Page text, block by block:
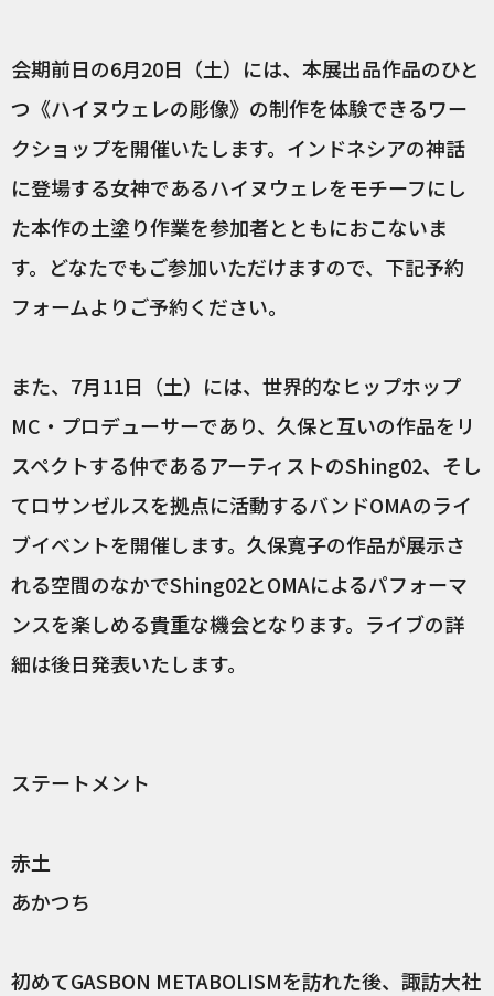
会期前日の6月20日（土）には、本展出品作品のひと
つ《ハイヌウェレの彫像》の制作を体験できるワー
クショップを開催いたします。インドネシアの神話
に登場する女神であるハイヌウェレをモチーフにし
た本作の土塗り作業を参加者とともにおこないま
す。どなたでもご参加いただけますので、下記予約
フォームよりご予約ください。
また、7月11日（土）には、世界的なヒップホップ
MC・プロデューサーであり、久保と互いの作品をリ
スペクトする仲であるアーティストのShing02、そし
てロサンゼルスを拠点に活動するバンドOMAのライ
ブイベントを開催します。久保寛子の作品が展示さ
れる空間のなかでShing02とOMAによるパフォーマ
ンスを楽しめる貴重な機会となります。ライブの詳
細は後日発表いたします。
ステートメント
赤土
あかつち
初めてGASBON METABOLISMを訪れた後、諏訪大社